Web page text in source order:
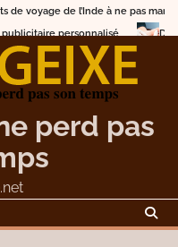
de l’Inde à ne pas manquer
un concepteur de power bank
perd pas